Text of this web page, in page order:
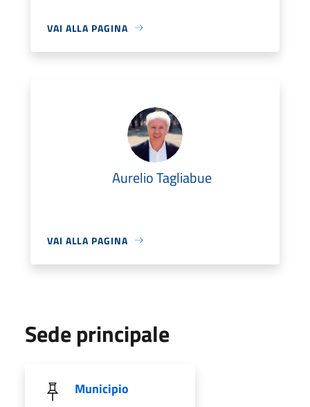
VAI ALLA PAGINA
Aurelio Tagliabue
VAI ALLA PAGINA
Sede principale
Municipio